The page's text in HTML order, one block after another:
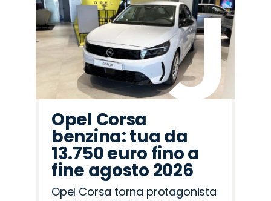
Opel Corsa
benzina: tua da
13.750 euro fino a
fine agosto 2026
Opel Corsa torna protagonista